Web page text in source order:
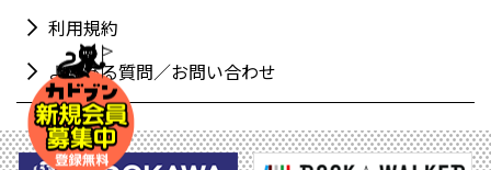
利用規約
よくある質問／お問い合わせ